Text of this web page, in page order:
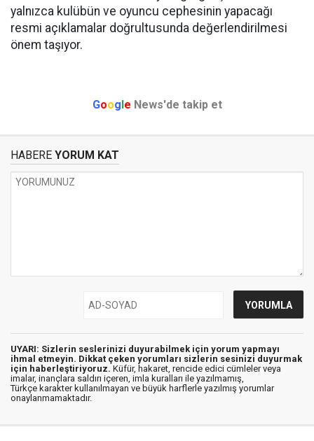
yalnızca kulübün ve oyuncu cephesinin yapacağı
resmi açıklamalar doğrultusunda değerlendirilmesi
önem taşıyor.
Google News'de takip et
HABERE YORUM KAT
UYARI: Sizlerin seslerinizi duyurabilmek için yorum yapmayı
ihmal etmeyin. Dikkat çeken yorumları sizlerin sesinizi duyurmak
için haberleştiriyoruz. Küfür, hakaret, rencide edici cümleler veya
imalar, inançlara saldırı içeren, imla kuralları ile yazılmamış,
Türkçe karakter kullanılmayan ve büyük harflerle yazılmış yorumlar
onaylanmamaktadır.